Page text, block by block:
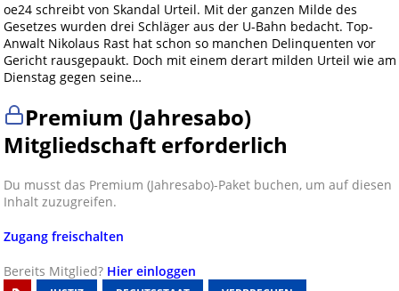
oe24 schreibt von Skandal Urteil. Mit der ganzen Milde des
Gesetzes wurden drei Schläger aus der U-Bahn bedacht. Top-
Anwalt Nikolaus Rast hat schon so manchen Delinquenten vor
Gericht rausgepaukt. Doch mit einem derart milden Urteil wie am
Dienstag gegen seine…
Premium (Jahresabo)
Mitgliedschaft erforderlich
Du musst das Premium (Jahresabo)-Paket buchen, um auf diesen
Inhalt zuzugreifen.
Zugang freischalten
Bereits Mitglied? Hier einloggen